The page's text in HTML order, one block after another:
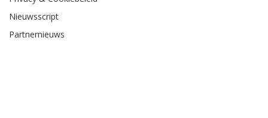
Nieuwsscript
Partnernieuws